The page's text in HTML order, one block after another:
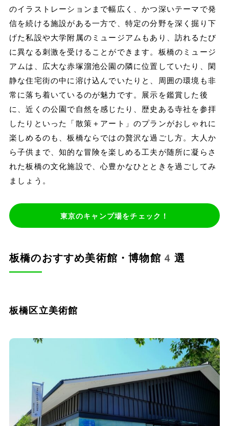
のイラストレーションまで幅広く、かつ深いテーマで発
信を続ける施設がある一方で、特定の分野を深く掘り下
げた私設や大学附属のミュージアムもあり、訪れるたび
に異なる刺激を受けることができます。板橋のミュージ
アムは、広大な赤塚溜池公園の隣に位置していたり、閑
静な住宅街の中に溶け込んでいたりと、周囲の環境も非
常に落ち着いているのが魅力です。展示を鑑賞した後
に、近くの公園で自然を感じたり、歴史ある寺社を参拝
したりといった「散策＋アート」のプランがおしゃれに
楽しめるのも、板橋ならではの贅沢な過ごし方。大人か
ら子供まで、知的な冒険を楽しめる工夫が随所に凝らさ
れた板橋の文化施設で、心豊かなひとときを過ごしてみ
ましょう。
東京のキャンプ場をチェック！
板橋のおすすめ美術館・博物館4選
板橋区立美術館